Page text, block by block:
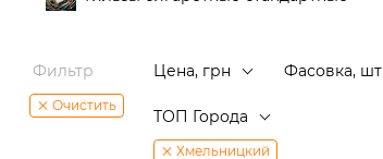
Фильтр
Очистить
Цена, грн Фасовка, шт
ТОП Города
Хмельницкий